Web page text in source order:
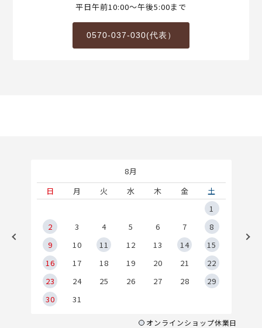
平日午前10:00～午後5:00まで
0570-037-030(代表）
8月
日
月 火 水 木 金
土
1
2
3 4 5 6 7
8
9
10 11 12 13 14
15
16
17 18 19 20 21
22
23
24 25 26 27 28
29
30
31
オンラインショップ休業日